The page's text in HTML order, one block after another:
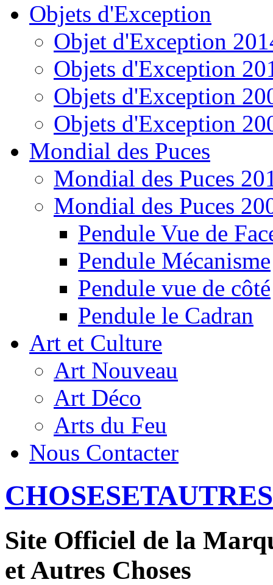
Objets d'Exception
Objet d'Exception
Objets d'Exception
Objets d'Exception
Objets d'Exception
Mondial des Puces
Mondial des Puces
Mondial des Puces
Pendule Vue de
Pendule Mécanisme
Pendule vue de côté
Pendule le Cadran
Art et Culture
Art Nouveau
Art Déco
Arts du Feu
Nous Contacter
Site Officiel de la
et Autres Choses